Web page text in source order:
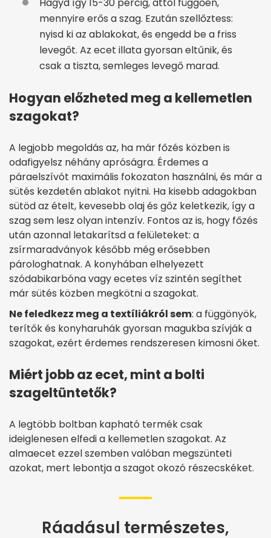
mennyire erős a szag. Ezután szellőztess:
nyisd ki az ablakokat, és engedd be a friss
levegőt. Az ecet illata gyorsan eltűnik, és
csak a tiszta, semleges levegő marad.
Hogyan előzheted meg a kellemetlen
szagokat?
A legjobb megoldás az, ha már főzés közben is
odafigyelsz néhány apróságra. Érdemes a
páraelszívót maximális fokozaton használni, és már a
sütés kezdetén ablakot nyitni. Ha kisebb adagokban
sütöd az ételt, kevesebb olaj és gőz keletkezik, így a
szag sem lesz olyan intenzív. Fontos az is, hogy főzés
után azonnal letakarítsd a felületeket: a
zsírmaradványok később még erősebben
párologhatnak. A konyhában elhelyezett
szódabikarbóna vagy ecetes víz szintén segíthet
már sütés közben megkötni a szagokat.
Ne feledkezz meg a textíliákról sem: a függönyök,
terítők és konyharuhák gyorsan magukba szívják a
szagokat, ezért érdemes rendszeresen kimosni őket.
Miért jobb az ecet, mint a bolti
szageltüntetők?
A legtöbb boltban kapható termék csak
ideiglenesen elfedi a kellemetlen szagokat. Az
almaecet ezzel szemben valóban megszünteti
azokat, mert lebontja a szagot okozó részecskéket.
Ráadásul természetes,